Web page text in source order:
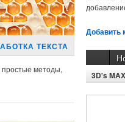
ТЕКСТА
простые методы,
Добавить
3D's MAX